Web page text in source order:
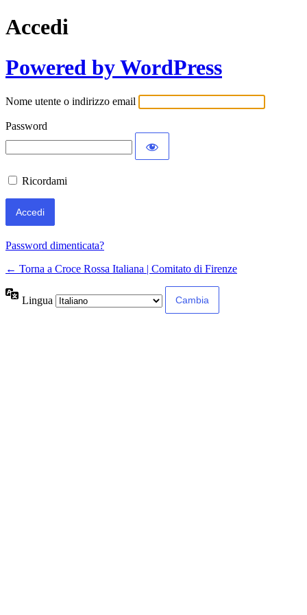
Accedi
Powered by WordPress
Nome utente o indirizzo email
Password
Ricordami
Password dimenticata?
← Torna a Croce Rossa Italiana | Comitato di Firenze
Lingua